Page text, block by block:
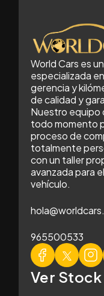
World Cars es
especializada
gerencia y
de calidad y
Nuestro equipo
todo momento
proceso de
totalmente
con un taller
avanzada para
vehículo.
965500533
Ver Stock